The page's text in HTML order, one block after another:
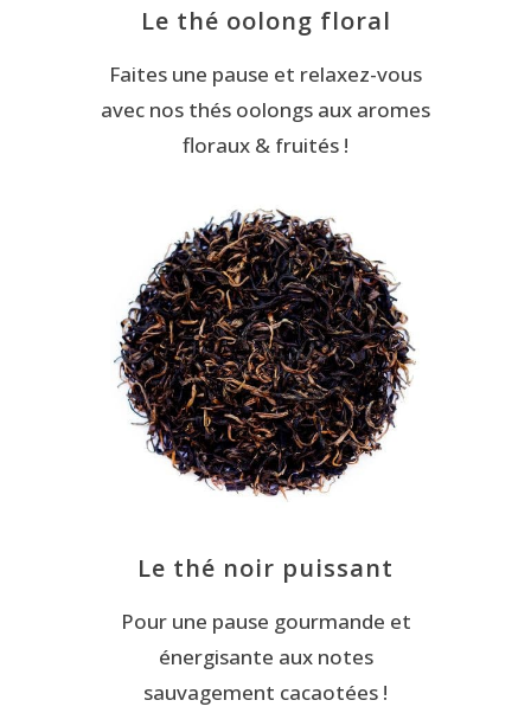
Le thé oolong floral
Faites une pause et relaxez-vous
avec nos thés oolongs aux aromes
floraux & fruités !
Le thé noir puissant
Pour une pause gourmande et
énergisante aux notes
sauvagement cacaotées !